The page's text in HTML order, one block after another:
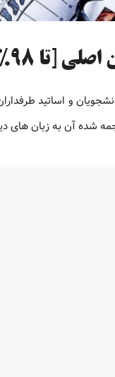
98% تخفیف]
و اساتید
شده آن به زبان های